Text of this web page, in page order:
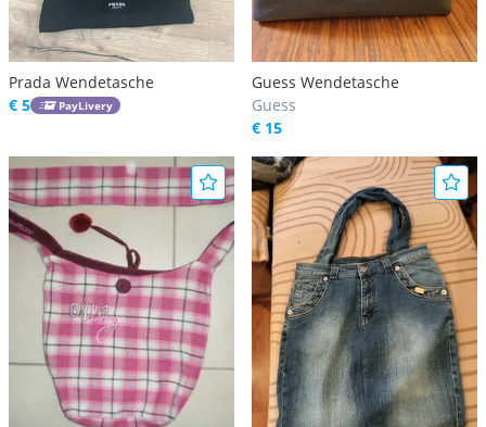
Prada Wendetasche
€ 5
PayLivery
Guess Wendetasche
Guess
€ 15